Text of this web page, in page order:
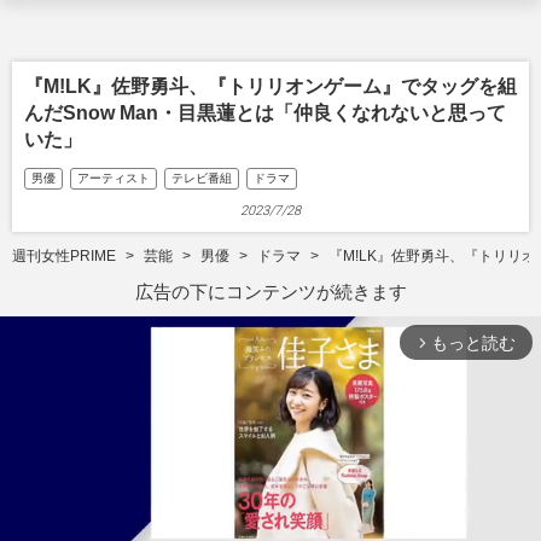
『M!LK』佐野勇斗、『トリリオンゲーム』でタッグを組
んだSnow Man・目黒蓮とは「仲良くなれないと思って
いた」
男優 アーティスト テレビ番組 ドラマ
2023/7/28
週刊女性PRIME 芸能 男優 ドラマ 『M!LK』佐野勇斗、『トリリ
広告の下にコンテンツが続きます
arrow_forward_ios もっと読む